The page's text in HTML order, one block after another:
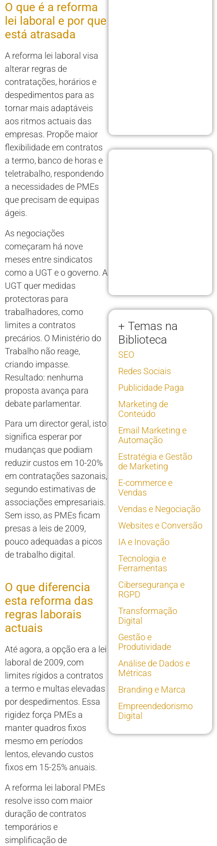
O que é a reforma
lei laboral e por que
está atrasada
A reforma lei laboral visa
alterar regras de
contratações, horários e
despedimentos para as
tornar mais adaptáveis
aos ritmos actuais das
empresas. Propõe maior
flexibilidade em contratos
a termo, banco de horas e
teletrabalho, respondendo
a necessidades de PMEs
que precisam de equipas
ágeis.
As negociações
começaram há nove
meses entre sindicatos
como a UGT e o governo. A
UGT quer medidas
protectoras para
trabalhadores, como
limites a contratos
precários. O Ministério do
Trabalho não reage,
criando impasse.
Resultado: nenhuma
proposta avança para
debate parlamentar.
Para um director geral, isto
significa esperar por
mudanças que podiam
reduzir custos em 10-20%
em contratações sazonais,
segundo estimativas de
associações empresariais.
Sem isso, as PMEs ficam
presas a leis de 2009,
pouco adequadas a picos
de trabalho digital.
O que diferencia
esta reforma das
regras laborais
actuais
Até agora, a opção era a lei
laboral de 2009, com
limites rígidos a contratos
a termo e multas elevadas
por despedimentos. Essa
rigidez força PMEs a
manter quadros fixos
mesmo em períodos
lentos, elevando custos
fixos em 15-25% anuais.
A reforma lei laboral PMEs
resolve isso com maior
duração de contratos
temporários e
simplificação de
+ Temas na
Biblioteca
SEO
Redes Sociais
Publicidade Paga
Marketing de
Conteúdo
Email Marketing e
Automação
Estratégia e Gestão
de Marketing
E-commerce e
Vendas
Vendas e Negociação
Websites e Conversão
IA e Inovação
Tecnologia e
Ferramentas
Cibersegurança e
RGPD
Transformação
Digital
Gestão e
Produtividade
Análise de Dados e
Métricas
Branding e Marca
Empreendedorismo
Digital